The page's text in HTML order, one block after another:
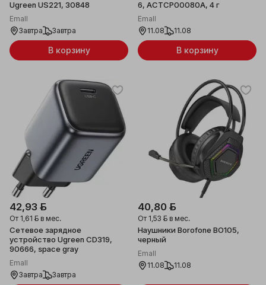
Ugreen US221, 30848
Emall
Завтра
Завтра
В корзину
6, ACTCP00080A, 4 г
Emall
11.08
11.08
В корзину
42,93 ƃ
От 1,61 ƃ в мес.
Сетевое зарядное
устройство Ugreen CD319,
90666, space gray
Emall
Завтра
Завтра
40,80 ƃ
От 1,53 ƃ в мес.
Наушники Borofone BO105,
черный
Emall
11.08
11.08